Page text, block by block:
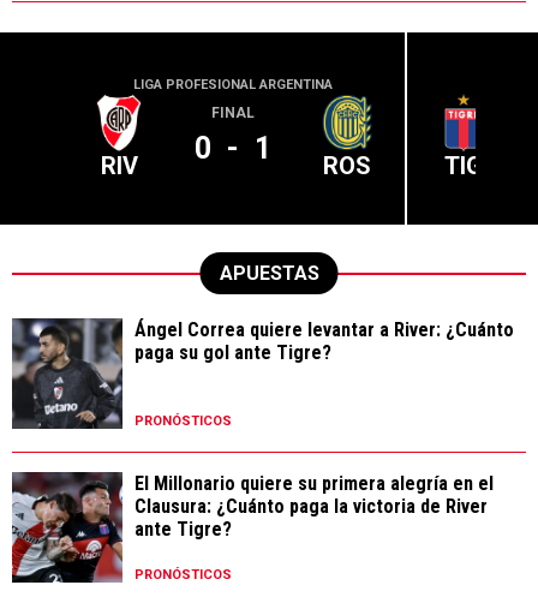
LIGA PROFESIONAL ARGENTINA
RIV
FINAL
0 - 1 ROS TIG
APUESTAS
Ángel Correa quiere levantar a River: ¿Cuánto
paga su gol ante Tigre?
PRONÓSTICOS
El Millonario quiere su primera alegría en el
Clausura: ¿Cuánto paga la victoria de River
ante Tigre?
PRONÓSTICOS